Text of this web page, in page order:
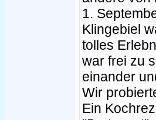
1.
Klingebiel
tolles
war frei zu
einander
Wir
Ein